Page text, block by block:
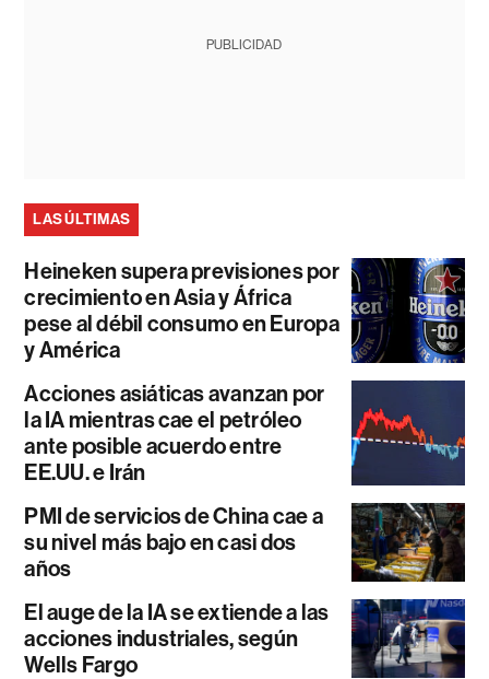
PUBLICIDAD
LAS ÚLTIMAS
Heineken supera previsiones por
crecimiento en Asia y África
pese al débil consumo en Europa
y América
Acciones asiáticas avanzan por
la IA mientras cae el petróleo
ante posible acuerdo entre
EE.UU. e Irán
PMI de servicios de China cae a
su nivel más bajo en casi dos
años
El auge de la IA se extiende a las
acciones industriales, según
Wells Fargo